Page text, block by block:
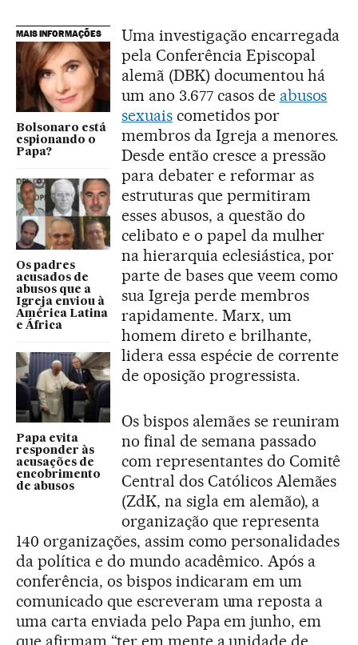
MAIS INFORMAÇÕES
Bolsonaro está
espionando o
Papa?
Os padres
acusados de
abusos que a
Igreja enviou à
América Latina
e África
Papa evita
responder às
acusações de
encobrimento
de abusos
Uma investigação encarregada
pela Conferência Episcopal
alemã (DBK) documentou há
um ano 3.677 casos de abusos
sexuaiscometidos por
membros da Igreja a menores.
Desde então cresce a pressão
para debater e reformar as
estruturas que permitiram
esses abusos, a questão do
celibato e o papel da mulher
na hierarquia eclesiástica, por
parte de bases que veem como
sua Igreja perde membros
rapidamente. Marx, um
homem direto e brilhante,
lidera essa espécie de corrente
de oposição progressista.
Os bispos alemães se reuniram
no final de semana passado
com representantes do Comitê
Central dos Católicos Alemães
(ZdK, na sigla em alemão), a
organização que representa
140 organizações, assim como personalidades
da política e do mundo acadêmico. Após a
conferência, os bispos indicaram em um
comunicado que escreveram uma reposta a
uma carta enviada pelo Papa em junho, em
que afirmam “ter em mente a unidade de